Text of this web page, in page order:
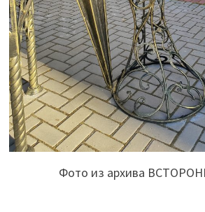
Фото из архива